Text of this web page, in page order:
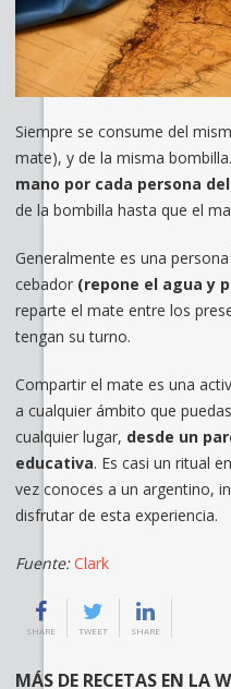
Siempre se consume del
mate), y de la misma bombilla.
mano por cada persona
de la bombilla hasta que el
Generalmente es una
cebador (repone el agua y
reparte el mate entre los
tengan su turno.
Compartir el mate es una
a cualquier ámbito que
cualquier lugar, desde un
educativa. Es casi un ritual
vez conoces a un argentino,
disfrutar de esta experiencia.
Fuente: Clark
SHARE TWEET SHARE
MÁS DE RECETAS EN LA